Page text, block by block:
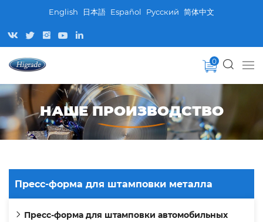
English 日本語 Español Pусский 简体中文
0
НАШЕ ПРОИЗВОДСТВО
Пресс-форма для штамповки металла
Пресс-форма для штамповки автомобильных